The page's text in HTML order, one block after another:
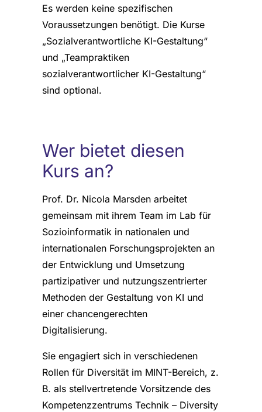
Es werden keine spezifischen
Voraussetzungen benötigt. Die Kurse
„Sozialverantwortliche KI-Gestaltung“
und „Teampraktiken
sozialverantwortlicher KI-Gestaltung“
sind optional.
Wer bietet diesen
Kurs an?
Prof. Dr. Nicola Marsden arbeitet
gemeinsam mit ihrem Team im Lab für
Sozioinformatik in nationalen und
internationalen Forschungsprojekten an
der Entwicklung und Umsetzung
partizipativer und nutzungszentrierter
Methoden der Gestaltung von KI und
einer chancengerechten
Digitalisierung.
Sie engagiert sich in verschiedenen
Rollen für Diversität im MINT-Bereich, z.
B. als stellvertretende Vorsitzende des
Kompetenzzentrums Technik – Diversity